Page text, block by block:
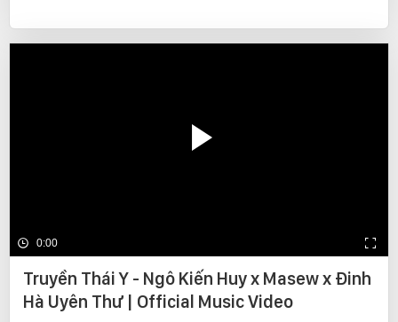
0:00
Truyền Thái Y - Ngô Kiến Huy x Masew x Đinh
Hà Uyên Thư | Official Music Video